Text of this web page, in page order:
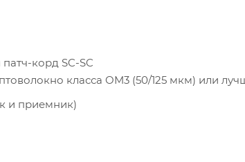
корд SC-SC
класса OM3 (50/125 мкм) или
и приемник)